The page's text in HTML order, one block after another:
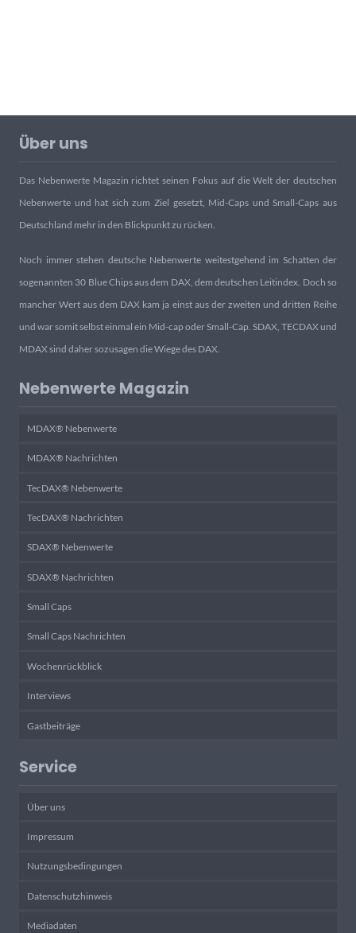
Über uns
Das Nebenwerte Magazin richtet seinen Fokus auf die Welt der deutschen
Nebenwerte und hat sich zum Ziel gesetzt, Mid-Caps und Small-Caps aus
Deutschland mehr in den Blickpunkt zu rücken.
Noch immer stehen deutsche Nebenwerte weitestgehend im Schatten der
sogenannten 30 Blue Chips aus dem DAX, dem deutschen Leitindex. Doch so
mancher Wert aus dem DAX kam ja einst aus der zweiten und dritten Reihe
und war somit selbst einmal ein Mid-cap oder Small-Cap. SDAX, TECDAX und
MDAX sind daher sozusagen die Wiege des DAX.
Nebenwerte Magazin
MDAX® Nebenwerte
MDAX® Nachrichten
TecDAX® Nebenwerte
TecDAX® Nachrichten
SDAX® Nebenwerte
SDAX® Nachrichten
Small Caps
Small Caps Nachrichten
Wochenrückblick
Interviews
Gastbeiträge
Service
Über uns
Impressum
Nutzungsbedingungen
Datenschutzhinweis
Mediadaten